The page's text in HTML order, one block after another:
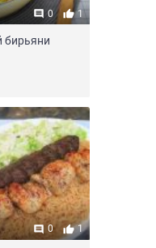
0 1
бирьяни
0 1